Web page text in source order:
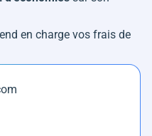
en charge vos frais de